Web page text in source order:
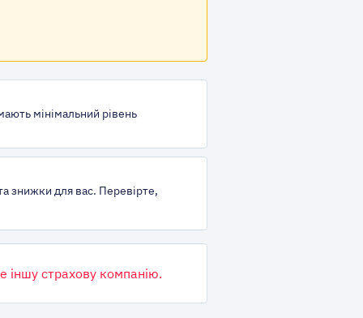
мінімальний рівень
знижки для вас. Перевірте,
іншу страхову компанію.